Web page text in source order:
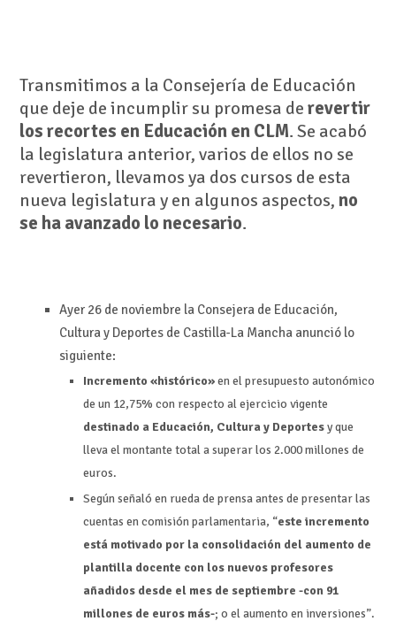
Transmitimos a la Consejería de Educación
que deje de incumplir su promesa de revertir
los recortes en Educación en CLM. Se acabó
la legislatura anterior, varios de ellos no se
revertieron, llevamos ya dos cursos de esta
nueva legislatura y en algunos aspectos, no
se ha avanzado lo necesario.
Ayer 26 de noviembre la Consejera de Educación,
Cultura y Deportes de Castilla-La Mancha anunció lo
siguiente:
Incremento «histórico»en el presupuesto autonómico
de un 12,75% con respecto al ejercicio vigente
destinado a Educación, Cultura y Deportesy que
lleva el montante total a superar los 2.000 millones de
euros.
Según señaló en rueda de prensa antes de presentar las
cuentas en comisión parlamentaria, “este incremento
está motivado por la consolidación del aumento de
plantilla docente con los nuevos profesores
añadidos desde el mes de septiembre -con 91
millones de euros más-; o el aumento en inversiones”.